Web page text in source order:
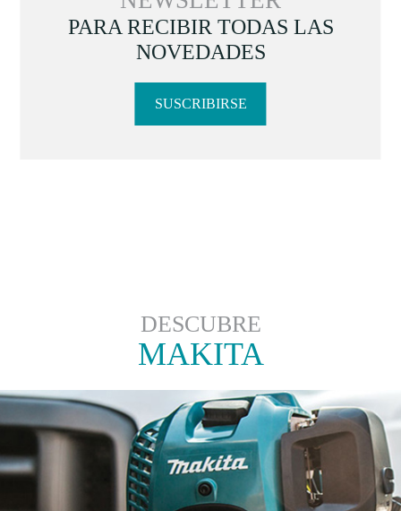
PARA RECIBIR TODAS LAS
NOVEDADES
SUSCRIBIRSE
DESCUBRE
MAKITA